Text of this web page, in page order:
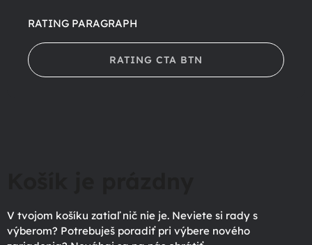
RATING PARAGRAPH
RATING CTA BTN
V tvojom košíku zatiaľ nič nie je. Neviete si rady s
výberom? Potrebuješ poradiť pri výbere nového